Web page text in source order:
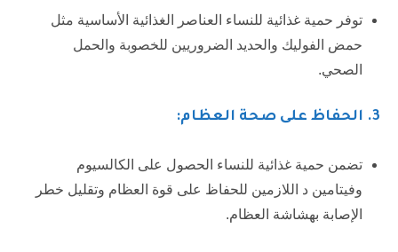
توفر حمية غذائية للنساء العناصر الغذائية الأساسية مثل
حمض الفوليك والحديد الضروريين للخصوبة والحمل
الصحي.
3. الحفاظ على صحة العظام:
تضمن حمية غذائية للنساء الحصول على الكالسيوم
وفيتامين د اللازمين للحفاظ على قوة العظام وتقليل خطر
الإصابة بهشاشة العظام.